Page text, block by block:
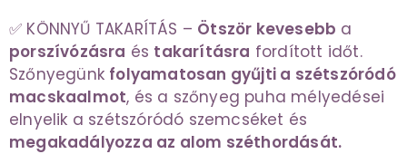
✅ KÖNNYŰ TAKARÍTÁS – Ötször kevesebb a
porszívózásra és takarításra fordított időt.
Szőnyegünk folyamatosan gyűjti a szétszóródó
macskaalmot, és a szőnyeg puha mélyedései
elnyelik a szétszóródó szemcséket és
megakadályozza az alom széthordását.